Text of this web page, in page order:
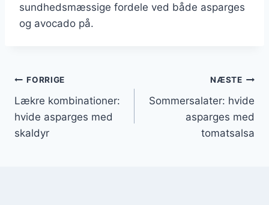
sundhedsmæssige fordele ved både asparges
og avocado på.
Indlægsnavigation
FORRIGE
Lækre kombinationer:
hvide asparges med
skaldyr
NÆSTE
Sommersalater: hvide
asparges med
tomatsalsa